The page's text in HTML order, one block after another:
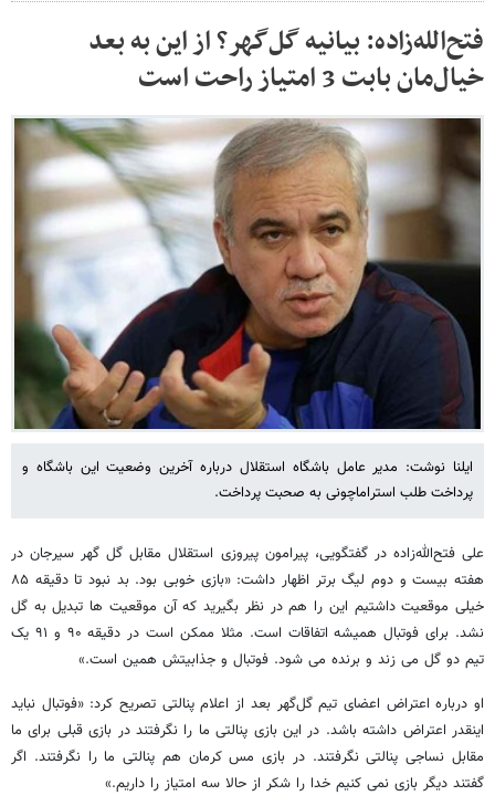
فتح‌الله‌زاده: بیانیه گل‌گهر؟ از این به بعد
خیال‌مان بابت 3 امتیاز راحت است
ایلنا نوشت: مدیر عامل باشگاه استقلال درباره آخرین وضعیت این باشگاه و
پرداخت طلب استراماچونی به صحبت پرداخت.
علی فتح‌الله‌زاده در گفتگویی، پیرامون پیروزی استقلال مقابل گل گهر سیرجان در
هفته بیست و دوم لیگ برتر اظهار داشت: «بازی خوبی بود. بد نبود تا دقیقه ۸۵
خیلی موقعیت داشتیم این را هم در نظر بگیرید که آن موقعیت ها تبدیل به گل
نشد. برای فوتبال همیشه اتفاقات است. مثلا ممکن است در دقیقه ۹۰ و ۹۱ یک
تیم دو گل می زند و برنده می شود. فوتبال و جذابیتش همین است.»
او درباره اعتراض اعضای تیم گل‌گهر بعد از اعلام پنالتی تصریح کرد: «فوتبال نباید
اینقدر اعتراض داشته باشد. در این بازی پنالتی ما را نگرفتند در بازی قبلی برای ما
مقابل نساجی پنالتی نگرفتند. در بازی مس کرمان هم پنالتی ما را نگرفتند. اگر
گفتند دیگر بازی نمی کنیم خدا را شکر از حالا سه امتیاز را داریم.»